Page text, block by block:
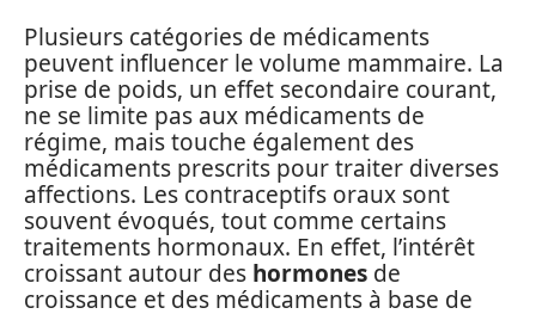
Plusieurs catégories de médicaments
peuvent influencer le volume mammaire. La
prise de poids, un effet secondaire courant,
ne se limite pas aux médicaments de
régime, mais touche également des
médicaments prescrits pour traiter diverses
affections. Les contraceptifs oraux sont
souvent évoqués, tout comme certains
traitements hormonaux. En effet, l’intérêt
croissant autour des hormones de
croissance et des médicaments à base de